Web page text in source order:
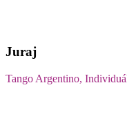
Juraj
Tango Argentino,